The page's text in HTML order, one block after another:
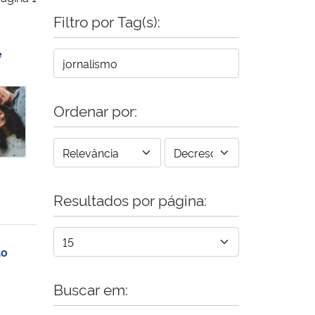
de 2024 – jornal “Noroeste em Pauta” e revista “Meio Mundo”
Filtro por Tag(s):
Ordenar por:
Resultados por página:
Buscar em: